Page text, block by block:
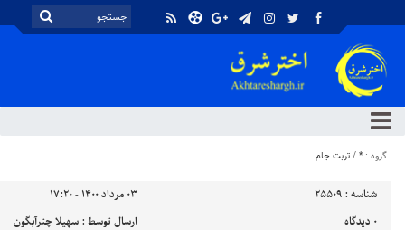
گروه : *
/تربت جام
شناسه : 25509
۰۳ مرداد ۱۴۰۰ - ۱۷:۲۰
۰ دیدگاه ارسال توسط : سهیلا چترآبگون